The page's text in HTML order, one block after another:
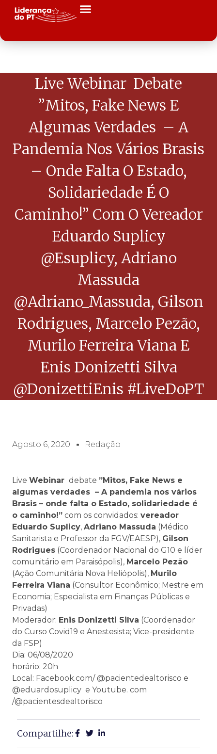
Live Webinar Debate
”Mitos, Fake News E
Algumas Verdades – A
Pandemia Nos Vários Brasis
– Onde Falta O Estado,
Solidariedade É O
Caminho!” Com O Vereador
Eduardo Suplicy
@esuplicy, Adriano
Massuda
@Adriano_Massuda, Gilson
Rodrigues, Marcelo Pezão,
Murilo Ferreira Viana E
Enis Donizetti Silva
@DonizettiEnis #LiveDoPT
Agosto 6, 2020 Redação
Live Webinar debate ”Mitos, Fake News e
algumas verdades – A pandemia nos vários
Brasis – onde falta o Estado, solidariedade é
o caminho!” com os convidados: vereador
Eduardo Suplicy, Adriano Massuda (Médico
Sanitarista e Professor da FGV/EAESP), Gilson
Rodrigues (Coordenador Nacional do G10 e líder
comunitário em Paraisópolis), Marcelo Pezão
(Ação Comunitária Nova Heliópolis), Murilo
Ferreira Viana (Consultor Econômico; Mestre em
Economia; Especialista em Finanças Públicas e
Privadas)
Moderador: Enis Donizetti Silva (Coordenador
do Curso Covid19 e Anestesista; Vice-presidente
da FSP)
Dia: 06/08/2020
horário: 20h
Local: Facebook.com/ @pacientedealtorisco e
@eduardosuplicy e Youtube. com
/@pacientesdealtorisco
Compartilhe: